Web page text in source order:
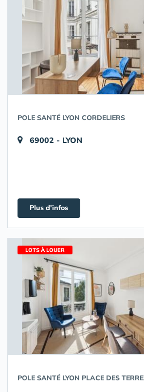
POLE SANTÉ LYON CORDELIERS
69002 - LYON
Plus d'infos
LOTS À LOUER
POLE SANTÉ LYON PLACE DES